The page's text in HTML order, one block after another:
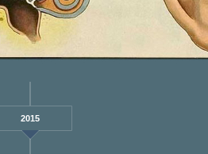
2015